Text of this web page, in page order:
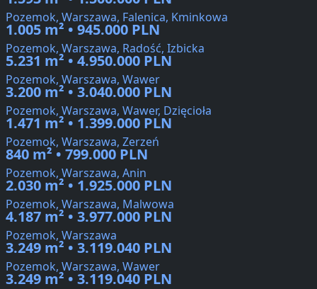
Pozemok, Warszawa, Falenica, Kminkowa
1.005 m² • 945.000 PLN
Pozemok, Warszawa, Radość, Izbicka
5.231 m² • 4.950.000 PLN
Pozemok, Warszawa, Wawer
3.200 m² • 3.040.000 PLN
Pozemok, Warszawa, Wawer, Dzięcioła
1.471 m² • 1.399.000 PLN
Pozemok, Warszawa, Zerzeń
840 m² • 799.000 PLN
Pozemok, Warszawa, Anin
2.030 m² • 1.925.000 PLN
Pozemok, Warszawa, Malwowa
4.187 m² • 3.977.000 PLN
Pozemok, Warszawa
3.249 m² • 3.119.040 PLN
Pozemok, Warszawa, Wawer
3.249 m² • 3.119.040 PLN